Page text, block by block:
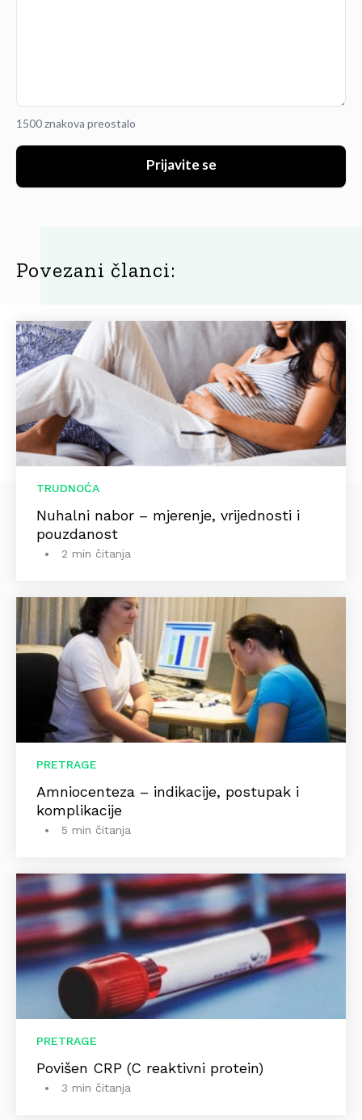
1500 znakova preostalo
Prijavite se
Povezani članci:
TRUDNOĆA
Nuhalni nabor – mjerenje, vrijednosti i
pouzdanost
2 min čitanja
PRETRAGE
Amniocenteza – indikacije, postupak i
komplikacije
5 min čitanja
PRETRAGE
Povišen CRP (C reaktivni protein)
3 min čitanja